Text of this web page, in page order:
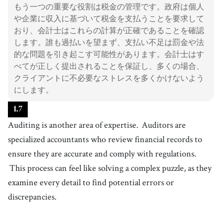
もう一つの重要な役割は税金の管理です。政府は個人
や企業に収入に基づいて税金を支払うことを要求して
おり、会計士はこれらの計算が正確であることを確認
します。誰も過払いを望まず、支払い不足は罰金や法
的な問題を引き起こす可能性があります。会計士はす
べてが正しく提出されることを保証し、多くの場合、
クライアントに不必要なストレスを多くかけないよう
にします。
1.7
Auditing is another area of expertise. Auditors are
specialized accountants who review financial records to
ensure they are accurate and comply with regulations.
This process can feel like solving a complex puzzle, as they
examine every detail to find potential errors or
discrepancies.